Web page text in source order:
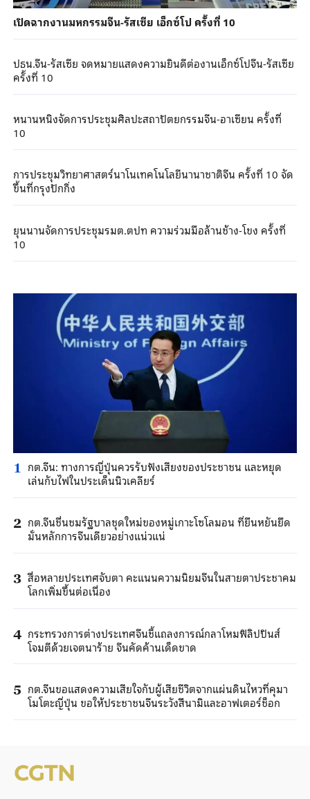
เปิดฉากงานมหกรรมจีน-รัสเซีย เอ็กซ์โป ครั้งที่ 10
ปธน.จีน-รัสเซีย จดหมายแสดงความยินดีต่องานเอ็กซ์โปจีน-รัสเซีย
ครั้งที่ 10
หนานหนิงจัดการประชุมศิลปะสถาปัตยกรรมจีน-อาเซียน ครั้งที่
10
การประชุมวิทยาศาสตร์นาโนเทคโนโลยีนานาชาติจีน ครั้งที่ 10 จัด
ขึ้นที่กรุงปักกิ่ง
ยุนนานจัดการประชุมรมต.ตปท ความร่วมมือล้านช้าง-โขง ครั้งที่
10
1 กต.จีน: ทางการญี่ปุ่นควรรับฟังเสียงของประชาชน และหยุด
เล่นกับไฟในประเด็นนิวเคลียร์
2 กต.จีนชื่นชมรัฐบาลชุดใหม่ของหมู่เกาะโซโลมอน ที่ยืนหยันยึด
มั่นหลักการจีนเดียวอย่างแน่วแน่
3 สื่อหลายประเทศจับตา คะแนนความนิยมจีนในสายตาประชาคม
โลกเพิ่มขึ้นต่อเนื่อง
4 กระทรวงการต่างประเทศจีนชี้แถลงการณ์กลาโหมฟิลิปปินส์
โจมตีด้วยเจตนาร้าย จีนคัดค้านเด็ดขาด
5 กต.จีนขอแสดงความเสียใจกับผู้เสียชีวิตจากแผ่นดินไหวที่คุมา
โมโตะญี่ปุ่น ขอให้ประชาชนจีนระวังสึนามิและอาฟเตอร์ช็อก